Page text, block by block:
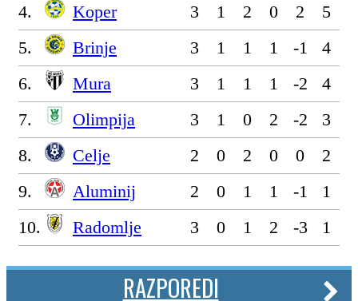
4.
Koper 3 1 2 0 2
5
5.
Brinje 3 1 1 1 -1
4
6.
Mura 3 1 1 1 -2
4
7.
Olimpija 3 1 0 2 -2
3
8.
Celje 2 0 2 0 0
2
9.
Aluminij 2 0 1 1 -1
1
10.
Radomlje 3 0 1 2 -3 1
RAZPOREDI